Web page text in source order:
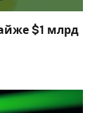
$1 млрд